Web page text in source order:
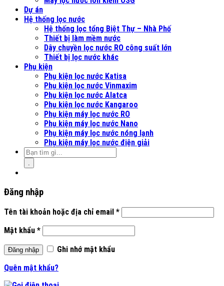
Dự án
Hệ thống lọc nước
Hệ thống lọc tổng Biệt Thự – Nhà Phố
Thiết bị làm mềm nước
Dây chuyền lọc nước RO công suất lớn
Thiết bị lọc nước khác
Phụ kiện
Phụ kiện lọc nước Katisa
Phụ kiện lọc nước Vinmaxim
Phụ kiện lọc nước Alatca
Phụ kiện lọc nước Kangaroo
Phụ kiện máy lọc nước RO
Phụ kiện máy lọc nước Nano
Phụ kiện máy lọc nước nóng lạnh
Phụ kiện máy lọc nước điện giải
Đăng nhập
Tên tài khoản hoặc địa chỉ email *
Mật khẩu *
Đăng nhập
Ghi nhớ mật khẩu
Quên mật khẩu?